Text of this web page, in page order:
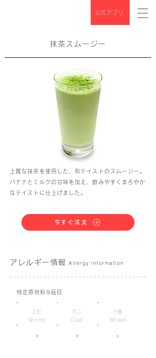
公式アプリ
抹茶スムージー
上質な抹茶を使用した、和テイストのスムージー。
バナナとミルクの甘味を加え、飲みやすくまろやか
なテイストに仕上げました。
今すぐ注文
アレルギー情報 Allergy information
特定原材料9品目
Shrimp
×
カニ
Crab
×
小麦
Wheat
×
エビ